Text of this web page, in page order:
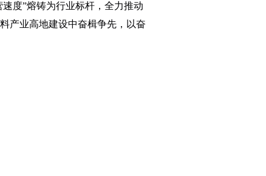
度”熔铸为行业标杆，全力推动
产业高地建设中奋楫争先，以奋